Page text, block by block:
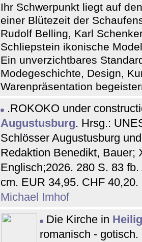
Ihr Schwerpunkt liegt auf
einer Blütezeit der
Rudolf Belling, Karl
Schliepstein ikonische
Ein unverzichtbares
Modegeschichte, Design,
Warenpräsentation
.ROKOKO under
Augustusburg. Hrsg.:
Schlösser Augustusburg
Redaktion Benedikt, Bauer;
Englisch;2026. 280 S. 83
cm. EUR 34,95. CHF
Michael Imhof
Die Kirche in
romanisch -